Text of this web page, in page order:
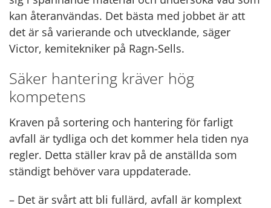
kan återanvändas. Det bästa med jobbet är att
det är så varierande och utvecklande, säger
Victor, kemitekniker på Ragn-Sells.
Säker hantering kräver hög
kompetens
Kraven på sortering och hantering för farligt
avfall är tydliga och det kommer hela tiden nya
regler. Detta ställer krav på de anställda som
ständigt behöver vara uppdaterade.
– Det är svårt att bli fullärd, avfall är komplext